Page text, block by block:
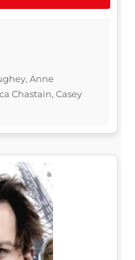
Anne
Chastain, Casey